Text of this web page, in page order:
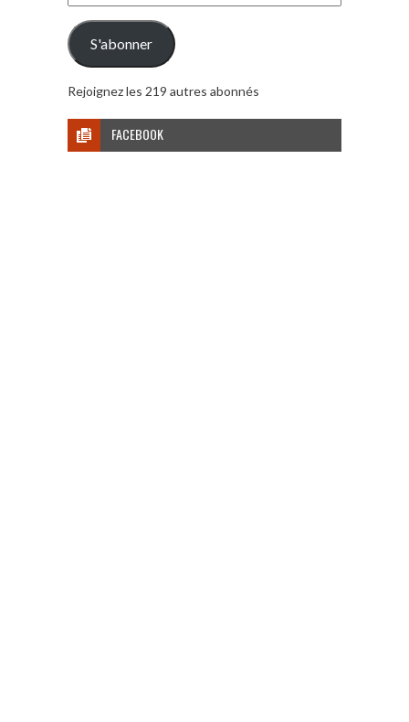
e-
mail
S'abonner
Rejoignez les 219 autres abonnés
FACEBOOK